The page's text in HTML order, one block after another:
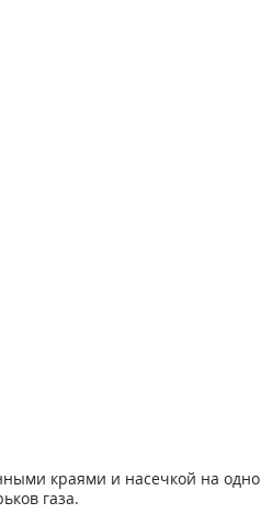
краями и насечкой на
газа.